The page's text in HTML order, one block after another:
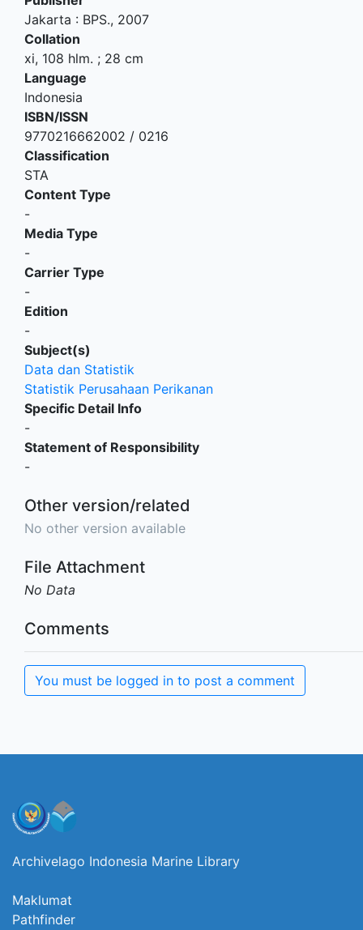
Jakarta : BPS., 2007
Collation
xi, 108 hlm. ; 28 cm
Language
Indonesia
ISBN/ISSN
9770216662002 / 0216
Classification
STA
Content Type
-
Media Type
-
Carrier Type
-
Edition
-
Subject(s)
Data dan Statistik
Statistik Perusahaan Perikanan
Specific Detail Info
-
Statement of Responsibility
-
Other version/related
No other version available
File Attachment
No Data
Comments
You must be logged in to post a comment
Archivelago Indonesia Marine Library
Maklumat
Pathfinder